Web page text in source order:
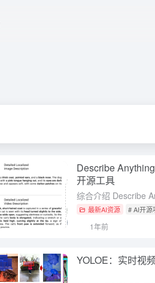
Describe
开源工具
最新AI资源 # AI开源
1年前
YOLOE：实时视